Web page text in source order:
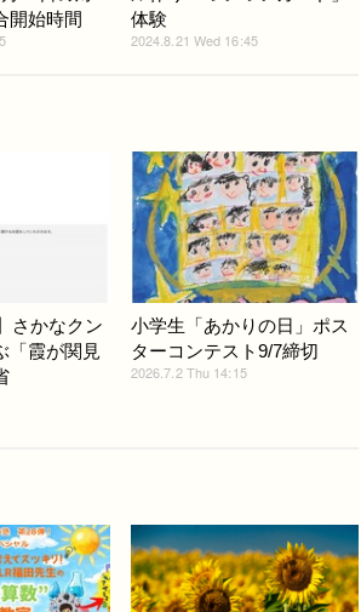
開始時間
体験
2024.8.21 Wed 16:45
さかなクン
「霞が関見
小学生「あかりの日」ポス
ターコンテスト9/7締切
2026.7.2 Thu 14:15